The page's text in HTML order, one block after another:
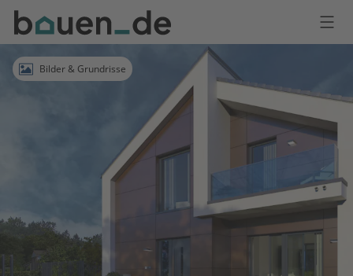
Bauen
Logo
AnmeldenBilder & Grundrisse